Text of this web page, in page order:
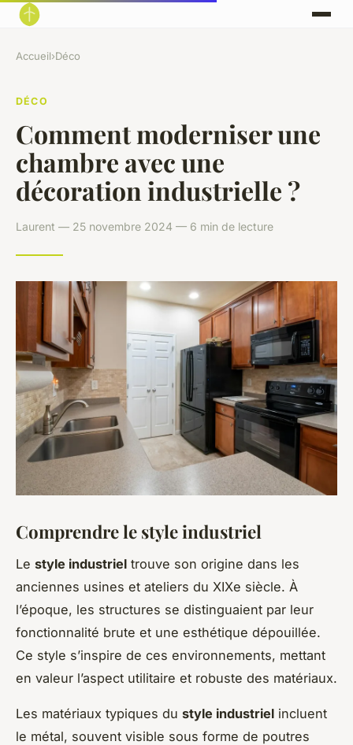
Accueil›Déco
DÉCO
Comment moderniser une
chambre avec une
décoration industrielle ?
Laurent — 25 novembre 2024 — 6 min de lecture
Comprendre le style industriel
Le style industriel trouve son origine dans les
anciennes usines et ateliers du XIXe siècle. À
l’époque, les structures se distinguaient par leur
fonctionnalité brute et une esthétique dépouillée.
Ce style s’inspire de ces environnements, mettant
en valeur l’aspect utilitaire et robuste des matériaux.
Les matériaux typiques du style industriel incluent
le métal, souvent visible sous forme de poutres